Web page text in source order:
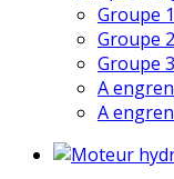
Groupe 1
Groupe 2
Groupe 3
A
A